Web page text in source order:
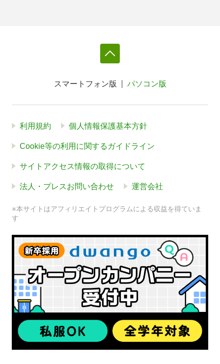
スマートフォン版 パソコン版
利用規約 個人情報保護基本方針
Cookie等の利用に関するガイドライン
サイトアクセス情報の取得について
法人・プレスお問い合わせ 運営会社
※本サイトはアフィリエイトプログラムによる収益を得ていま
す